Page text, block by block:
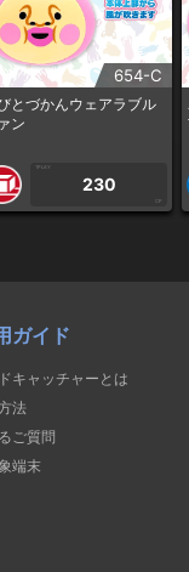
654-C
とづかんウェアラブル
ン
1PLAY
230
CP
ガイド
キャッチャーとは
法
ご質問
端末